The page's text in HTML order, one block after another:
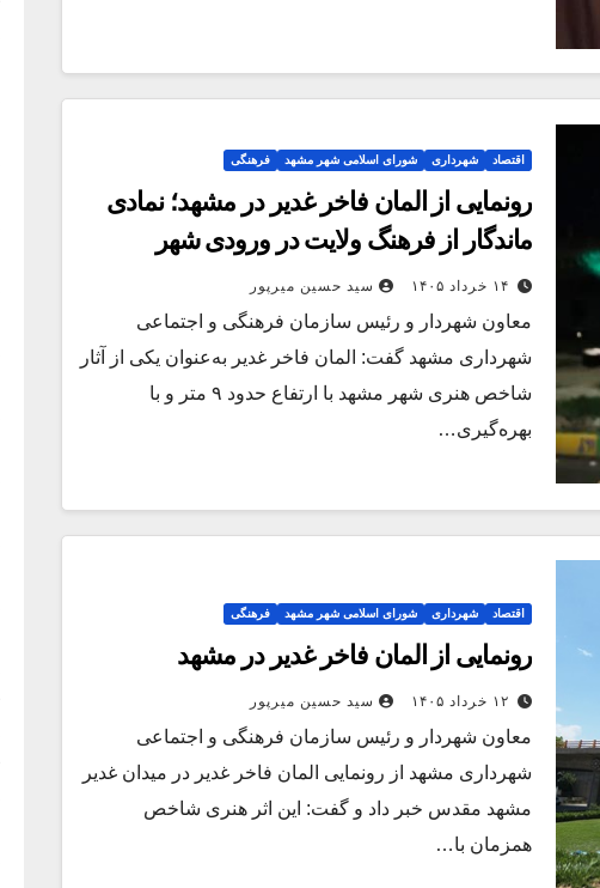
اقتصاد شهرداری شورای اسلامی شهر مشهد فرهنگی
رونمایی از المان فاخر غدیر در مشهد؛ نمادی
ماندگار از فرهنگ ولایت در ورودی شهر
۱۴ خرداد ۱۴۰۵ سید حسین میرپور
معاون شهردار و رئیس سازمان فرهنگی و اجتماعی
شهرداری مشهد گفت: المان فاخر غدیر به‌عنوان یکی از آثار
شاخص هنری شهر مشهد با ارتفاع حدود ۹ متر و با
بهره‌گیری…
اقتصاد شهرداری شورای اسلامی شهر مشهد فرهنگی
رونمایی از المان فاخر غدیر در مشهد
۱۲ خرداد ۱۴۰۵ سید حسین میرپور
معاون شهردار و رئیس سازمان فرهنگی و اجتماعی
شهرداری مشهد از رونمایی المان فاخر غدیر در میدان غدیر
مشهد مقدس خبر داد و گفت: این اثر هنری شاخص
همزمان با…